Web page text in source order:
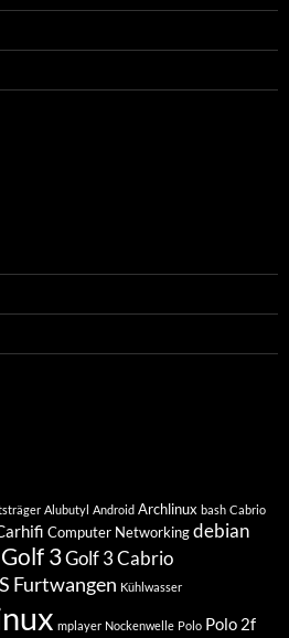
Alubutyl Android Archlinux bash Cabrio
Computer Networkingdebian
Golf 3Golf 3 Cabrio
Furtwangen Kühlwasser
mplayer Nockenwelle Polo Polo 2f